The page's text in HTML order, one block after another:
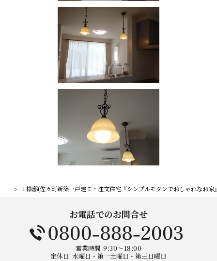
ホーム
Ｉ様邸(佐々町新築一戸建て・注文住宅『シンプルモダンでおしゃれなお家
お電話でのお問合せ
営業時間 9:30～18:00
定休日 水曜日・第一土曜日・第三日曜日